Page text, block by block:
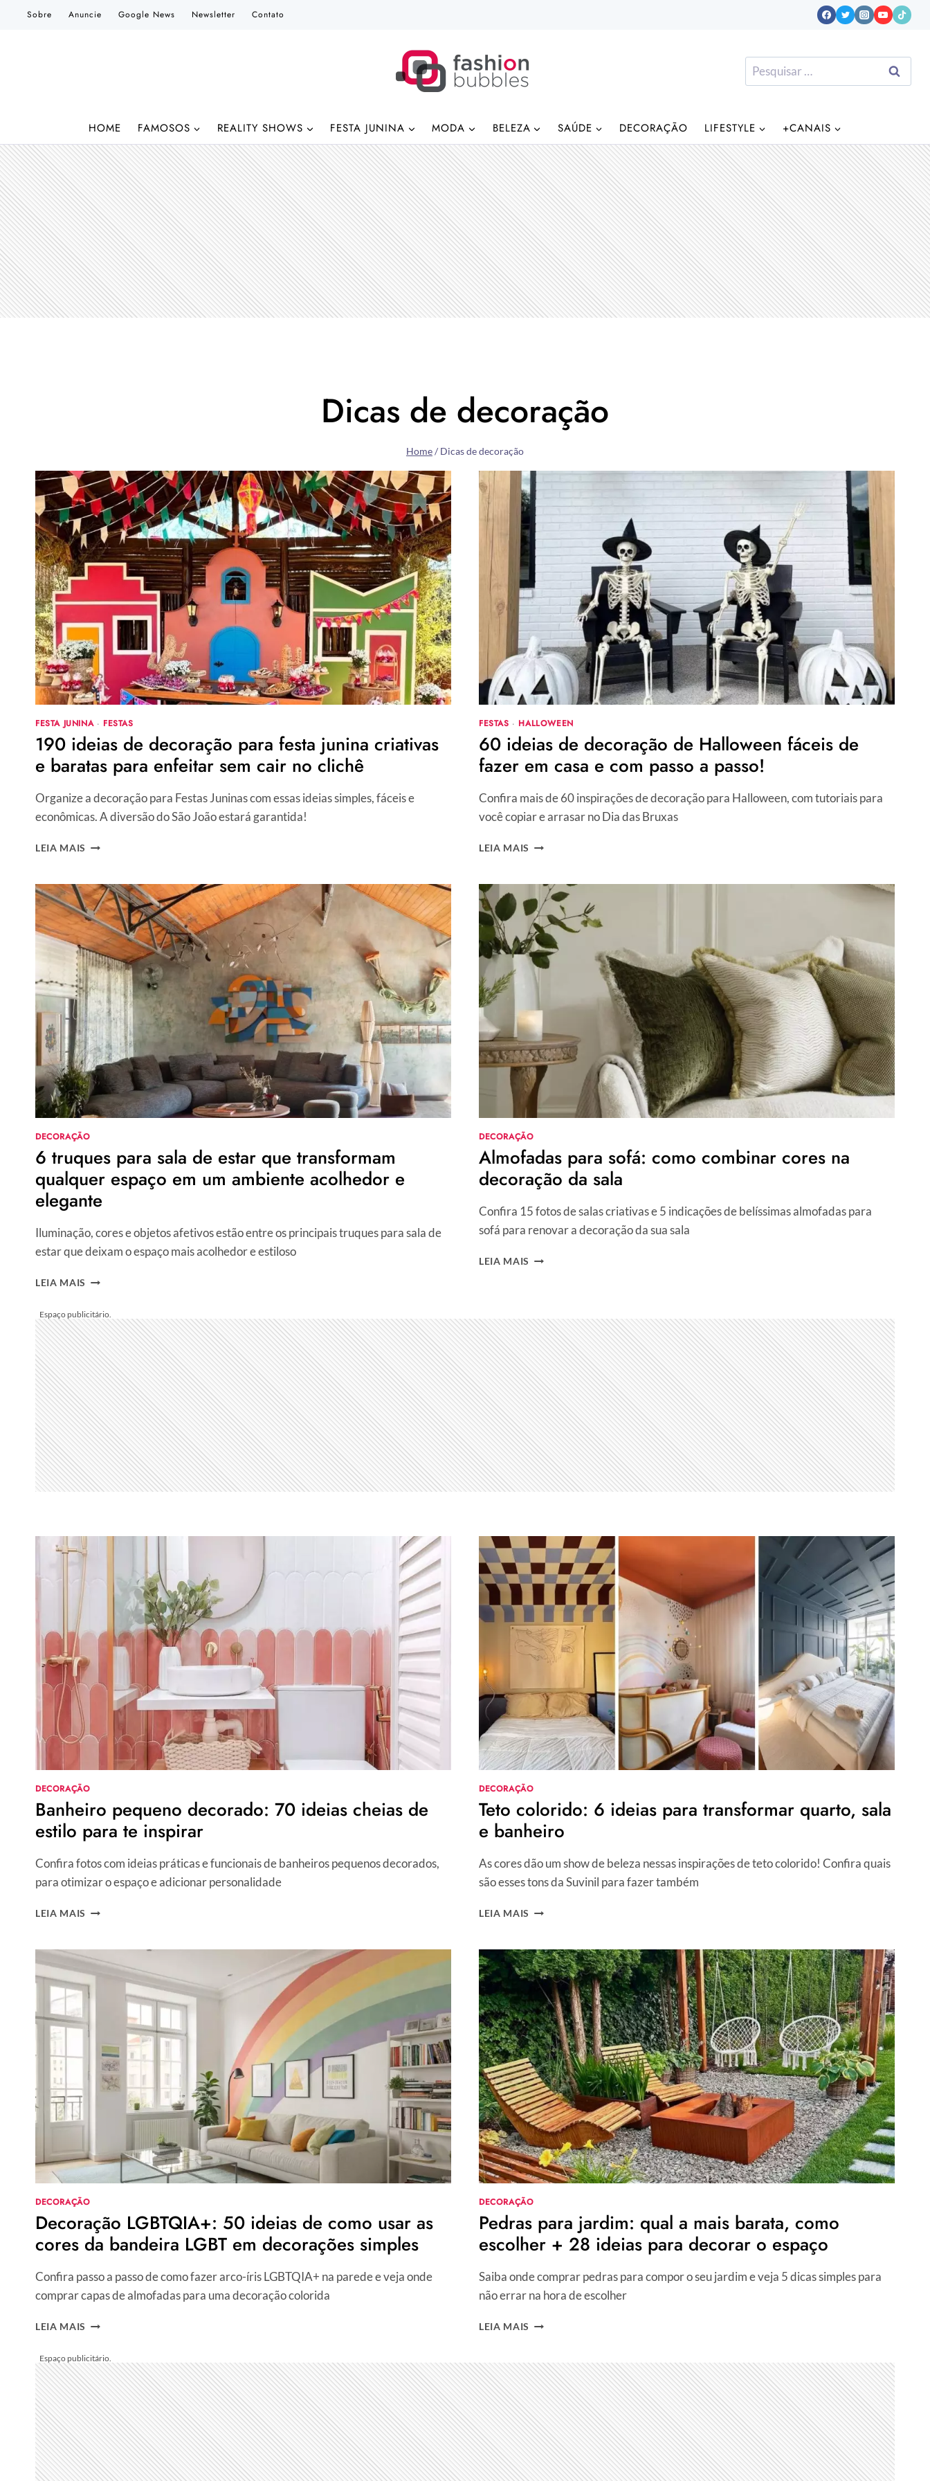
Sobre Anuncie Google News Newsletter Contato
Pesquisar
por:
HOME FAMOSOS REALITY SHOWS FESTA JUNINA MODA BELEZA SAÚDE DECORAÇÃO LIFESTYLE +CANAIS
Dicas de decoração
Home/ Dicas de decoração
FESTA JUNINA· FESTAS
190 ideias de decoração para festa junina criativas
e baratas para enfeitar sem cair no clichê
Organize a decoração para Festas Juninas com essas ideias simples, fáceis e
econômicas. A diversão do São João estará garantida!
LEIA MAIS 190
DECORAÇÃO
PARA
FESTA
JUNINA
CRIATIVAS
E
BARATAS
PARA
ENFEITAR
SEM
CAIR
NO
CLICHÊ
FESTAS · HALLOWEEN
60 ideias de decoração de Halloween fáceis de
fazer em casa e com passo a passo!
Confira mais de 60 inspirações de decoração para Halloween, com tutoriais para
você copiar e arrasar no Dia das Bruxas
LEIA MAIS
DECORAÇÃO
DE
HALLOWEEN
FÁCEIS
DE
FAZER
EM
PASSO
A
PASSO!
DECORAÇÃO
6 truques para sala de estar que transformam
qualquer espaço em um ambiente acolhedor e
elegante
Iluminação, cores e objetos afetivos estão entre os principais truques para sala de
estar que deixam o espaço mais acolhedor e estiloso
LEIA MAIS
SALA
DE
ESTAR
QUE
TRANSFORMAM
QUALQUER
ESPAÇO
EM
UM
AMBIENTE
ACOLHEDOR
E
DECORAÇÃO
Almofadas para sofá: como combinar cores na
decoração da sala
Confira 15 fotos de salas criativas e 5 indicações de belíssimas almofadas para
sofá para renovar a decoração da sua sala
LEIA MAIS ALMOFADAS
CORES
NA
DECORAÇÃO
DA
SALA
DECORAÇÃO
Banheiro pequeno decorado: 70 ideias cheias de
estilo para te inspirar
Confira fotos com ideias práticas e funcionais de banheiros pequenos decorados,
para otimizar o espaço e adicionar personalidade
LEIA MAIS BANHEIRO
70
IDEIAS
CHEIAS
DE
PARA
TE
INSPIRAR
DECORAÇÃO
Teto colorido: 6 ideias para transformar quarto, sala
e banheiro
As cores dão um show de beleza nessas inspirações de teto colorido! Confira quais
são esses tons da Suvinil para fazer também
LEIA MAIS TETO
IDEIAS
PARA
TRANSFORMAR
QUARTO,
SALA
E
BANHEIRO
DECORAÇÃO
Decoração LGBTQIA+: 50 ideias de como usar as
cores da bandeira LGBT em decorações simples
Confira passo a passo de como fazer arco-íris LGBTQIA+ na parede e veja onde
comprar capas de almofadas para uma decoração colorida
LEIA MAIS DECORAÇÃO
IDEIAS
DE
COMO
USAR
AS
CORES
DA
BANDEIRA
DECORAÇÃO
Pedras para jardim: qual a mais barata, como
escolher + 28 ideias para decorar o espaço
Saiba onde comprar pedras para compor o seu jardim e veja 5 dicas simples para
não errar na hora de escolher
LEIA MAIS PEDRAS
QUAL
A
MAIS
BARATA,
COMO
ESCOLHER
+
28